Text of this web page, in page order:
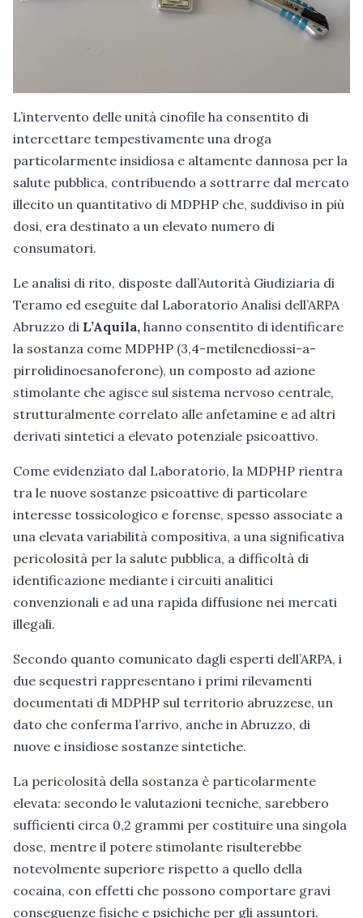
L’intervento delle unità cinofile ha consentito di
intercettare tempestivamente una droga
particolarmente insidiosa e altamente dannosa per la
salute pubblica, contribuendo a sottrarre dal mercato
illecito un quantitativo di MDPHP che, suddiviso in più
dosi, era destinato a un elevato numero di
consumatori.
Le analisi di rito, disposte dall’Autorità Giudiziaria di
Teramo ed eseguite dal Laboratorio Analisi dell’ARPA
Abruzzo di L’Aquila, hanno consentito di identificare
la sostanza come MDPHP (3,4-metilenediossi-a-
pirrolidinoesanoferone), un composto ad azione
stimolante che agisce sul sistema nervoso centrale,
strutturalmente correlato alle anfetamine e ad altri
derivati sintetici a elevato potenziale psicoattivo.
Come evidenziato dal Laboratorio, la MDPHP rientra
tra le nuove sostanze psicoattive di particolare
interesse tossicologico e forense, spesso associate a
una elevata variabilità compositiva, a una significativa
pericolosità per la salute pubblica, a difficoltà di
identificazione mediante i circuiti analitici
convenzionali e ad una rapida diffusione nei mercati
illegali.
Secondo quanto comunicato dagli esperti dell’ARPA, i
due sequestri rappresentano i primi rilevamenti
documentati di MDPHP sul territorio abruzzese, un
dato che conferma l’arrivo, anche in Abruzzo, di
nuove e insidiose sostanze sintetiche.
La pericolosità della sostanza è particolarmente
elevata: secondo le valutazioni tecniche, sarebbero
sufficienti circa 0,2 grammi per costituire una singola
dose, mentre il potere stimolante risulterebbe
notevolmente superiore rispetto a quello della
cocaina, con effetti che possono comportare gravi
conseguenze fisiche e psichiche per gli assuntori.